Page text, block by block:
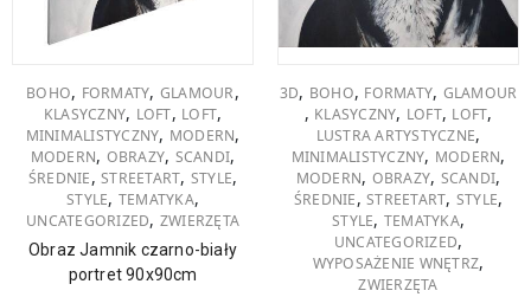
BOHO, FORMATY, GLAMOUR,
KLASYCZNY, LOFT, LOFT,
MINIMALISTYCZNY, MODERN,
MODERN, OBRAZY, SCANDI,
ŚREDNIE, STREETART, STYLE,
STYLE, TEMATYKA,
UNCATEGORIZED, ZWIERZĘTA
Obraz Jamnik czarno-biały
portret 90x90cm
3D, BOHO, FORMATY, GLAMOUR
, KLASYCZNY, LOFT, LOFT,
LUSTRA ARTYSTYCZNE,
MINIMALISTYCZNY, MODERN,
MODERN, OBRAZY, SCANDI,
ŚREDNIE, STREETART, STYLE,
STYLE, TEMATYKA,
UNCATEGORIZED,
WYPOSAŻENIE WNĘTRZ,
ZWIERZĘTA